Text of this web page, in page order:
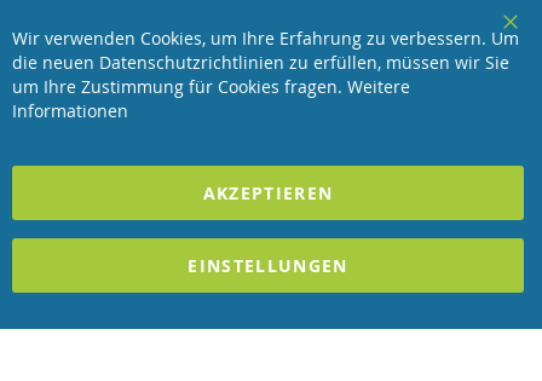
Revisage GmbH
Wir verwenden Cookies, um Ihre Erfahrung zu verbessern. Um
die neuen Datenschutzrichtlinien zu erfüllen, müssen wir Sie
um Ihre Zustimmung für Cookies fragen. Weitere
Informationen
AKZEPTIEREN
EINSTELLUNGEN